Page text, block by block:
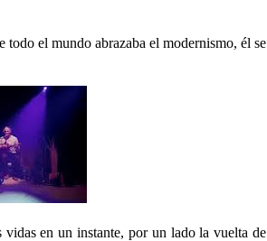
todo el mundo abrazaba el modernismo, él se
en un instante, por un lado la vuelta de